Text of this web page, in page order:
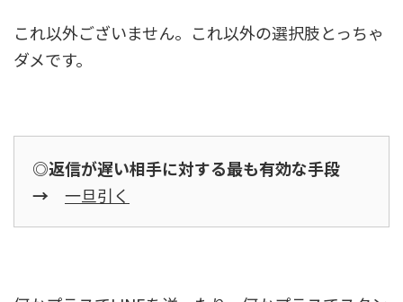
これ以外ございません。これ以外の選択肢とっちゃ
ダメです。
◎返信が遅い相手に対する最も有効な手段
→ 一旦引く